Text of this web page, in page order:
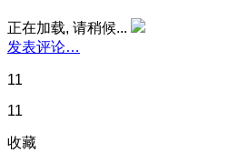
正在加载, 请稍候...
发表评论…
11
11
收藏